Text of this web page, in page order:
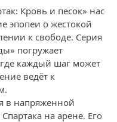
Кровь и песок» нас
эпопеи о жестокой
к свободе. Серия
погружает
каждый шаг может
ведёт к
в напряженной
на арене. Его